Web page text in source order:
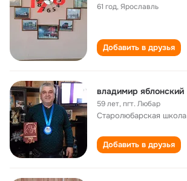
61 год,Ярославль
Добавить в друзья
владимир яблонский
59 лет,пгт. Любар
Старолюбарская школа
Добавить в друзья